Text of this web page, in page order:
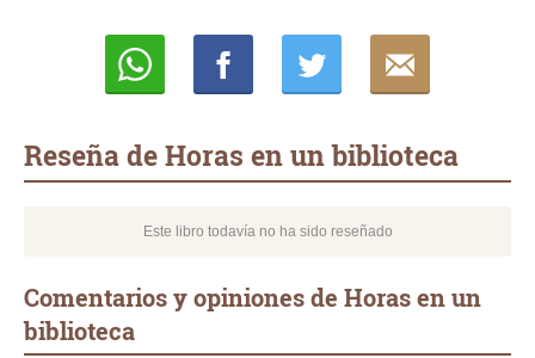
Reseña de Horas en un biblioteca
Este libro todavía no ha sido reseñado
Comentarios y opiniones de Horas en un
biblioteca